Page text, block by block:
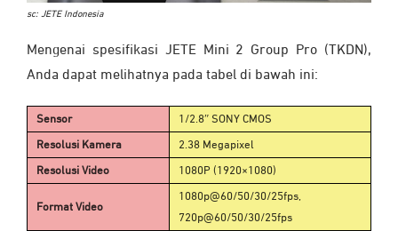
sc: JETE Indonesia
Mengenai spesifikasi JETE Mini 2 Group Pro (TKDN),
Anda dapat melihatnya pada tabel di bawah ini:
Sensor 1/2.8″ SONY CMOS
Resolusi Kamera 2.38 Megapixel
Resolusi Video 1080P (1920×1080)
Format Video
1080p@60/50/30/25fps,
720p@60/50/30/25fps